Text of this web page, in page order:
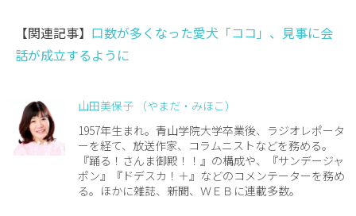
【関連記事】 口数が多くなった愛犬「ココ」、見事に会
話が成立するように
山田美保子 （やまだ・みほこ）
1957年生まれ。青山学院大学卒業後、ラジオレポータ
ーを経て、放送作家、コラムニストなどを務める。
『踊る！さんま御殿！！』の構成や、『サンデージャ
ポン』『ドデスカ！＋』などのコメンテーターを務め
る。ほかに雑誌、新聞、ＷＥＢに連載多数。